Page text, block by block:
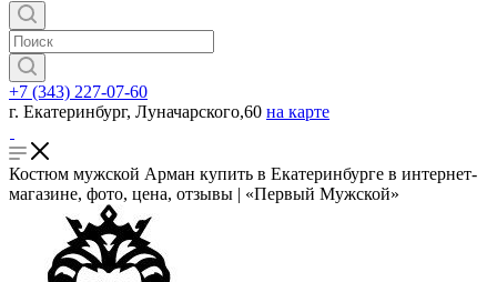
+7 (343) 227-07-60
г. Екатеринбург, Луначарского,60 на карте
Костюм мужской Арман купить в Екатеринбурге в интернет-
магазине, фото, цена, отзывы | «Первый Мужской»